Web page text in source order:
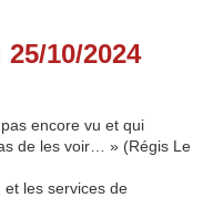
10/2024
encore vu et qui
de les voir… » (Régis Le
et les services de